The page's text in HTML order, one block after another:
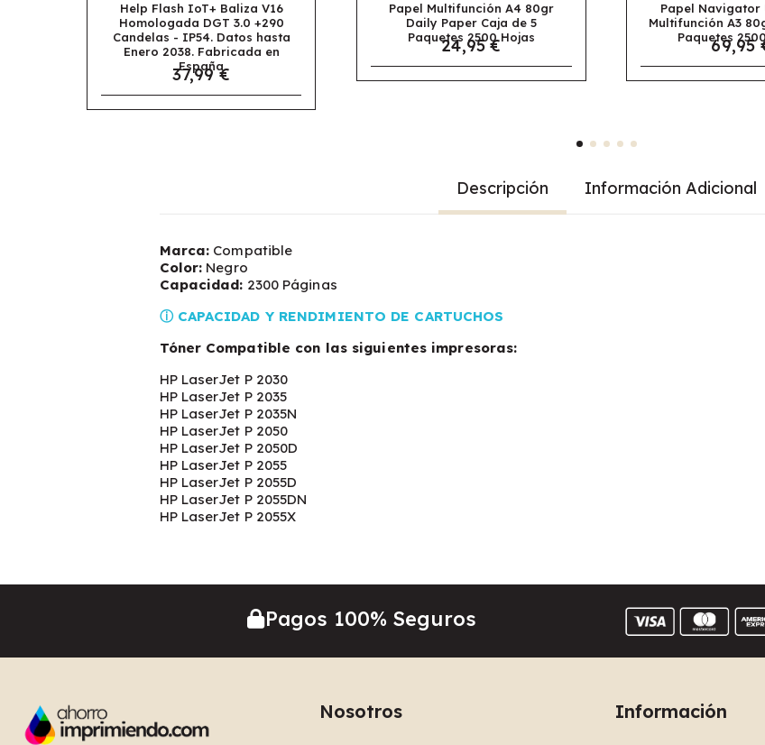
IP54. Datos hasta
Papel Multifunción A4 80gr
Daily Paper Caja de 5
Paquetes 2500 Hojas
24,95 €
Papel Navigator Universal
Multifunción A3 80gr Caja de 5
Paquetes 2500 Hojas
Descripción Información Adicional
Marca: Compatible
Color: Negro
Capacidad: 2300 Páginas
ⓘ CAPACIDAD Y RENDIMIENTO DE CARTUCHOS
Tóner Compatible con las siguientes impresoras:
HP LaserJet P 2030
HP LaserJet P 2035
HP LaserJet P 2035N
HP LaserJet P 2050
HP LaserJet P 2050D
HP LaserJet P 2055
HP LaserJet P 2055D
HP LaserJet P 2055DN
HP LaserJet P 2055X
Pagos 100% Seguros
Nosotros Información